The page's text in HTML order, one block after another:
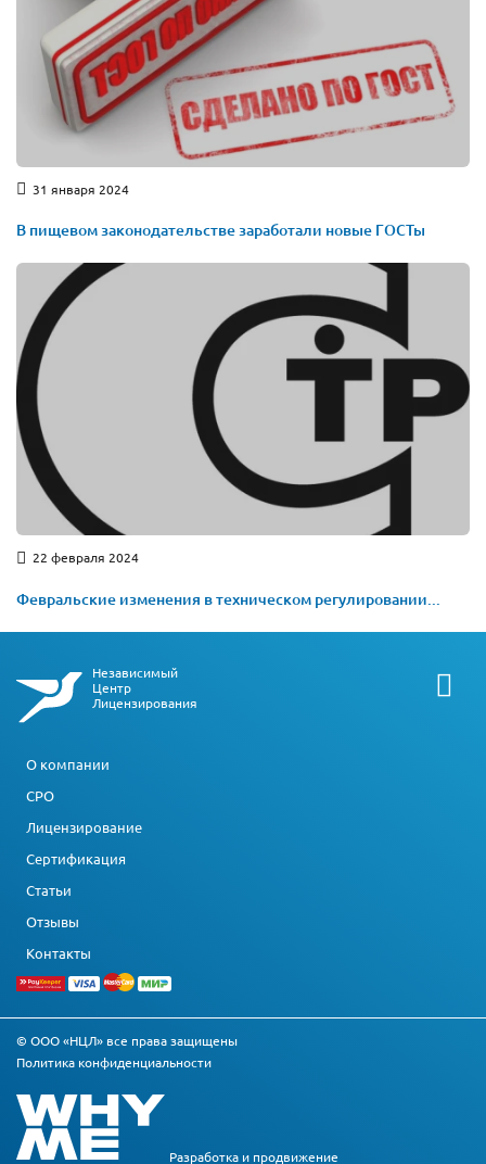
31 января 2024
В пищевом законодательстве заработали новые ГОСТы
22 февраля 2024
Февральские изменения в техническом регулировании...
Независимый
Центр
Лицензирования
О компании
СРО
Лицензирование
Сертификация
Статьи
Отзывы
Контакты
© ООО «НЦЛ» все права защищены
Политика конфиденциальности
Разработка и продвижение